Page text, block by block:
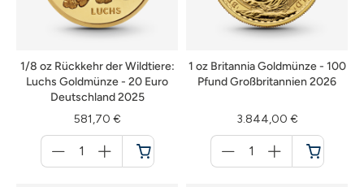
1/8 oz Rückkehr der Wildtiere:
Luchs Goldmünze - 20 Euro
Deutschland 2025
581,70 €
für
Warenkorb
1 oz Britannia Goldmünze - 100
Pfund Großbritannien 2026
3.844,00 €
für
Warenkorb